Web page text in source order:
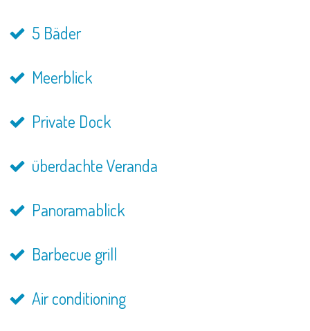
5 Bäder
Meerblick
Private Dock
überdachte Veranda
Panoramablick
Barbecue grill
Air conditioning